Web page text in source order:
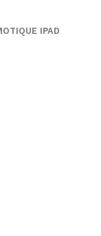
IPAD